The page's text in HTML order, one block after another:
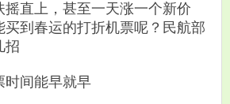
摇直上，甚至一天涨一个新价
买到春运的打折机票呢？民航部
招
间能早就早